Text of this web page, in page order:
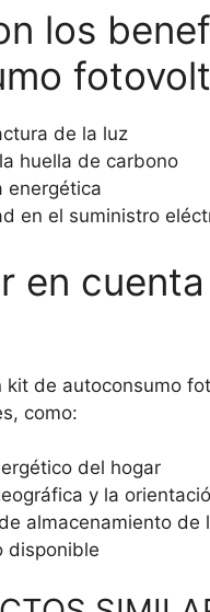
los
de la luz
huella de carbono
energética
en el suministro
en
kit de autoconsumo
como:
del hogar
y la
almacenamiento de
disponible